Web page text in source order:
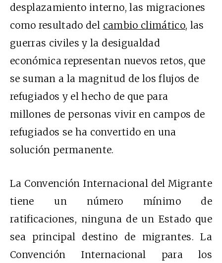
desplazamiento interno, las migraciones
como resultado del cambio climático, las
guerras civiles y la desigualdad
económica representan nuevos retos, que
se suman a la magnitud de los flujos de
refugiados y el hecho de que para
millones de personas vivir en campos de
refugiados se ha convertido en una
solución permanente.
La Convención Internacional del Migrante
tiene un número mínimo de
ratificaciones, ninguna de un Estado que
sea principal destino de migrantes. La
Convención Internacional para los